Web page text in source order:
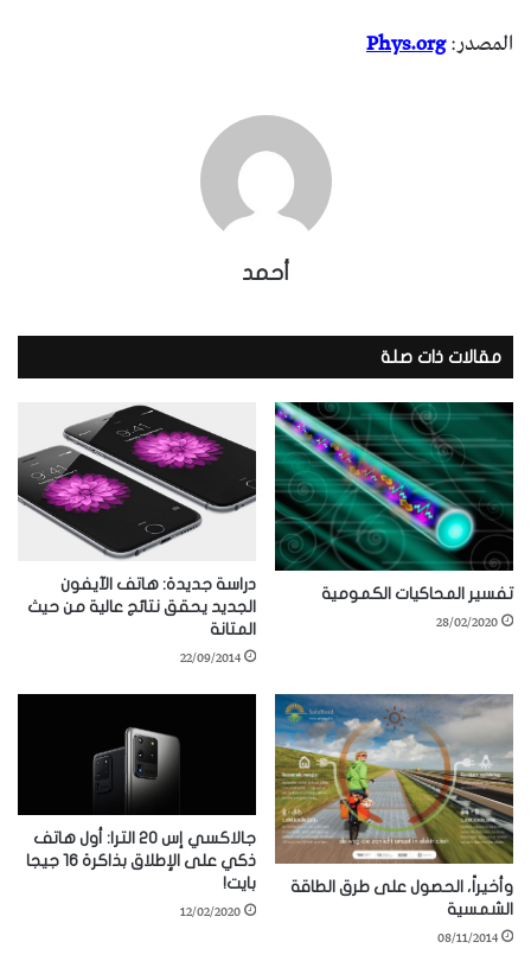
المصدر:Phys.org
أحمد
مقالات ذات صلة
تفسير المحاكيات الكمومية
28/02/2020
دراسة جديدة: هاتف الآيفون
الجديد يحقق نتائج عالية من حيث
المتانة
22/09/2014
وأخيراً، الحصول على طرق الطاقة
الشمسية
08/11/2014
جالاكسي إس 20 الترا: أول هاتف
ذكي على الإطلاق بذاكرة 16 جيجا
بايت!
12/02/2020